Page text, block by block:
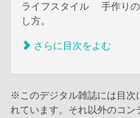
ライフスタイル 手作りの
し方。
さらに目次をよむ
※このデジタル雑誌には目次
れています。それ以外のコ